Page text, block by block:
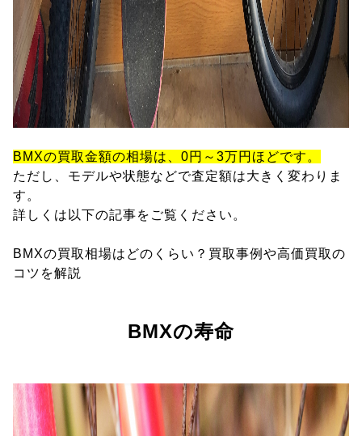
BMXの買取金額の相場は、0円～3万円ほどです。
ただし、モデルや状態などで査定額は大きく変わりま
す。
詳しくは以下の記事をご覧ください。
BMXの買取相場はどのくらい？買取事例や高価買取の
コツを解説
BMXの寿命